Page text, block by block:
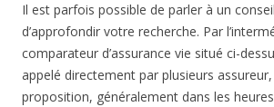
Il est parfois possible de parler à un
d’approfondir votre recherche. Par
comparateur d’assurance vie situé ci-
appelé directement par plusieurs
proposition, généralement dans les